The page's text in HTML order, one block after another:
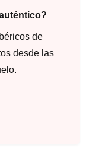
de
desde las